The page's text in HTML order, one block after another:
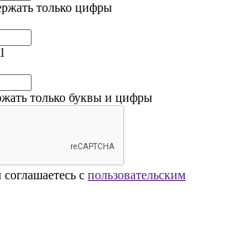
только цифры
только буквы и цифры
с пользовательским